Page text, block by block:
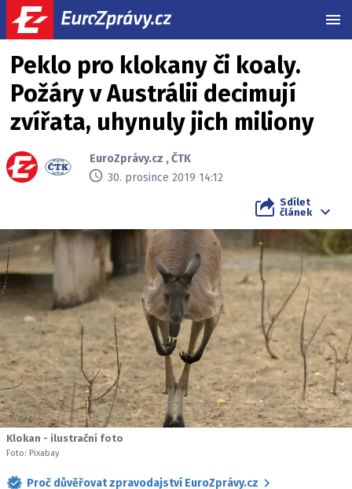
Peklo pro klokany či koaly.
Požáry v Austrálii decimují
zvířata, uhynuly jich miliony
EuroZprávy.cz ,ČTK
30. prosince 2019 14:12
Sdílet
článek
Klokan - ilustrační foto
Foto: Pixabay
Proč důvěřovat zpravodajství EuroZprávy.cz